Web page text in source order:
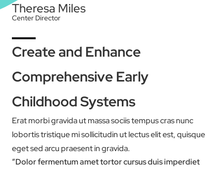
Theresa Miles
Center Director
Create and Enhance
Comprehensive Early
Childhood Systems
Erat morbi gravida ut massa sociis tempus cras nunc
lobortis tristique mi sollicitudin ut lectus elit est, quisque
eget sed arcu praesent in gravida.
“Dolor fermentum amet tortor cursus duis imperdiet